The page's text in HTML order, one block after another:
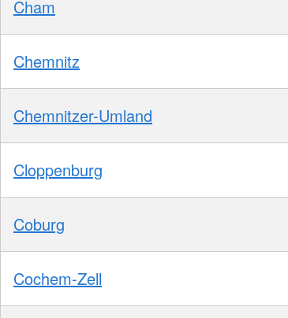
Cham
Chemnitz
Chemnitzer-Umland
Cloppenburg
Coburg
Cochem-Zell